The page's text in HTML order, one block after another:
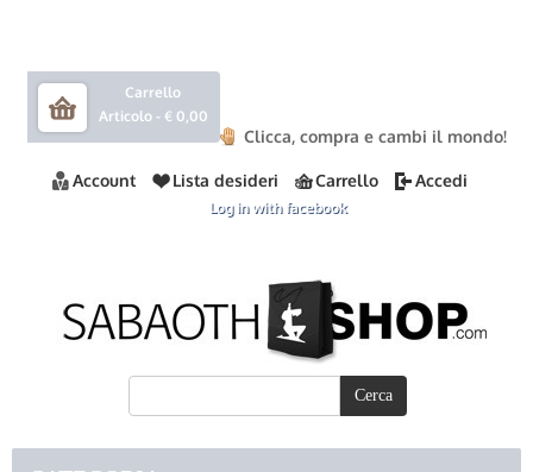
Carrello
Articolo - € 0,00
Clicca, compra e cambi il mondo!
Account Lista desideri Carrello Accedi
Log in with facebook